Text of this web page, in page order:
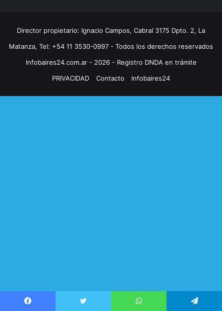
Director propietario: Ignacio Campos, Cabral 3175 Dpto. 2, La
Matanza, Tel: +54 11 3530-0997 - Todos los derechos reservados
Infobaires24.com.ar - 2026 - Registro DNDA en trámite
PRIVACIDAD
Contacto Infobaires24